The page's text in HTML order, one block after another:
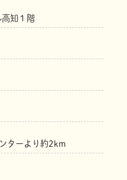
知１階
ターより約2km